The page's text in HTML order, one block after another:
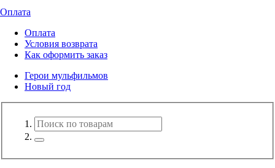
Оплата
Оплата
Условия возврата
Как оформить заказ
Герои мульфильмов
Новый год